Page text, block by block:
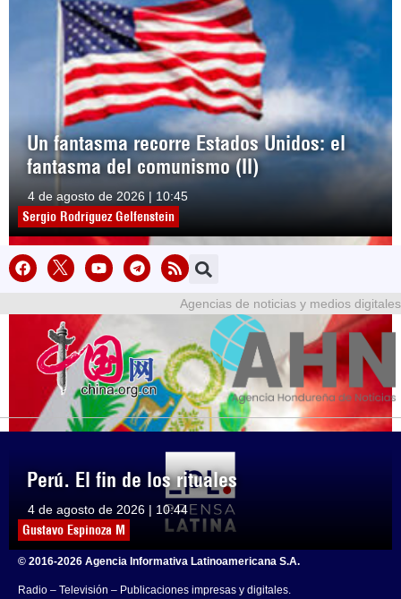
Un fantasma recorre Estados Unidos: el
fantasma del comunismo (II)
4 de agosto de 2026 | 10:45
Sergio Rodríguez Gelfenstein
Perú. El fin de los rituales
4 de agosto de 2026 | 10:44
Gustavo Espinoza M
Agencias de noticias y medios digitales
© 2016-2026 Agencia Informativa Latinoamericana S.A.
Radio – Televisión – Publicaciones impresas y digitales.